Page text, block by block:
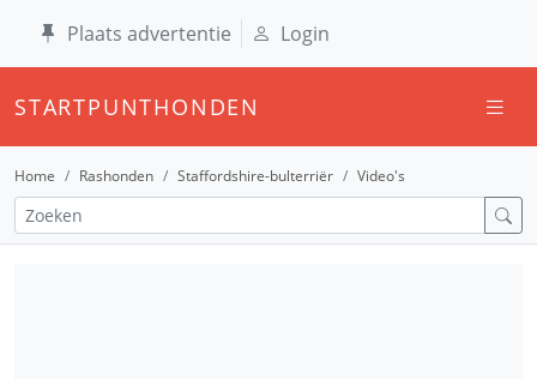
Plaats advertentie Login
STARTPUNTHONDEN
Home Rashonden Staffordshire-bulterriër Video's